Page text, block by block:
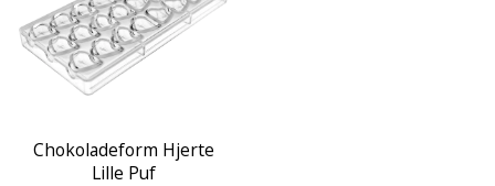
Chokoladeform Hjerte
Lille Puf